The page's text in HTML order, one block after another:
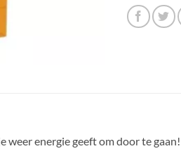
weer energie geeft om door te gaan!